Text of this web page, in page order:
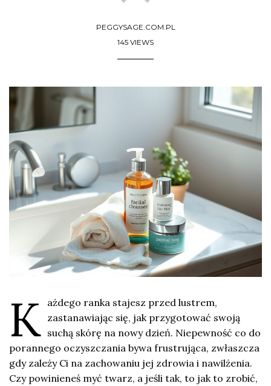
PEGGYSAGE.COM.PL
145 VIEWS
K ażdego ranka stajesz przed lustrem,
zastanawiając się, jak przygotować swoją
suchą skórę na nowy dzień. Niepewność co do
porannego oczyszczania bywa frustrująca, zwłaszcza
gdy zależy Ci na zachowaniu jej zdrowia i nawilżenia.
Czy powinieneś myć twarz, a jeśli tak, to jak to zrobić,